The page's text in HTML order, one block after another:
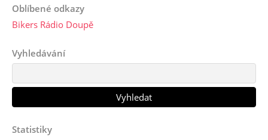
Oblíbené odkazy
Bikers Rádio Doupě
Vyhledávání
Statistiky